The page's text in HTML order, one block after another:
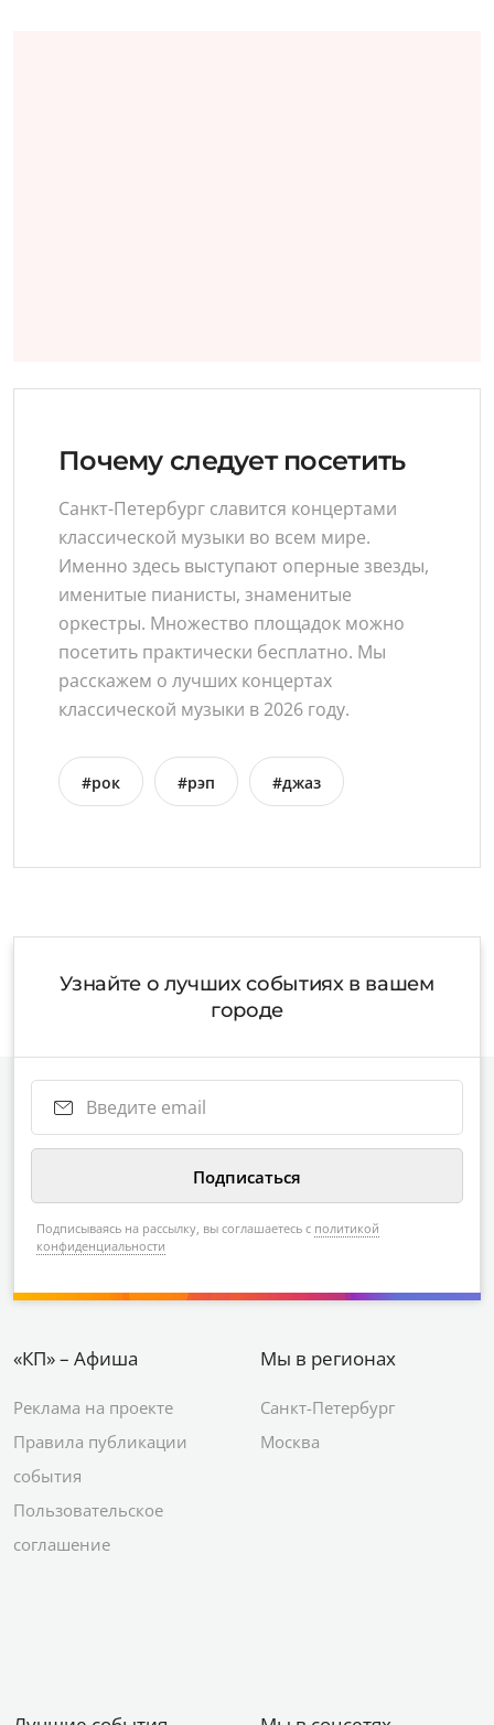
Почему следует посетить
Санкт-Петербург славится концертами
классической музыки во всем мире.
Именно здесь выступают оперные звезды,
именитые пианисты, знаменитые
оркестры. Множество площадок можно
посетить практически бесплатно. Мы
расскажем о лучших концертах
классической музыки в 2026 году.
#рок #рэп #джаз
Узнайте о лучших событиях в вашем
городе
Подписываясь на рассылку, вы соглашаетесь с политикой
конфиденциальности
«КП» – Афиша
Реклама на проекте
Правила публикации
события
Пользовательское
соглашение
Мы в регионах
Санкт-Петербург
Москва